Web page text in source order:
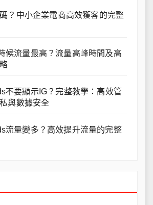
？中小企業電商高效獲客的完整
候流量最高？流量高峰時間及高
不要顯示IG？完整教學：高效管
與數據安全
流量變多？高效提升流量的完整